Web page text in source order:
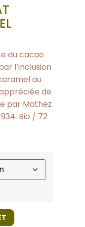
du cacao
l’inclusion
au
de
par Mathez
Bio / 72